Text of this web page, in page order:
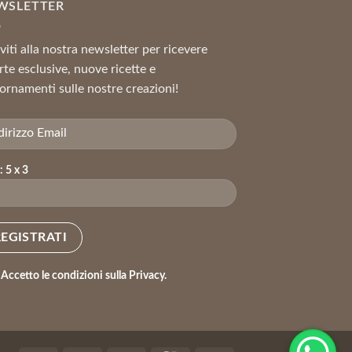
alla nostra newsletter per ricevere
esclusive, nuove ricette e
sulle nostre creazioni!
5 x 3
Accetto le condizioni sulla Privacy.